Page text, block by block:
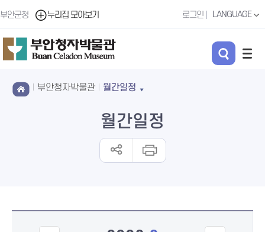
부안군청 누리집 모아보기 로그인 LANGUAGE
부안청자박물관 월간일정
월간일정